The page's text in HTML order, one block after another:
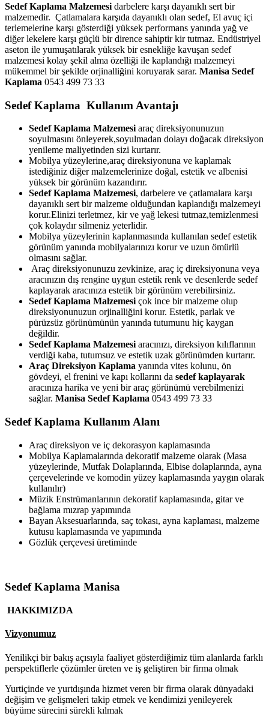
Sedef Kaplama Malzemesi darbelere karşı dayanıklı sert bir
malzemedir. Çatlamalara karşıda dayanıklı olan sedef, El avuç içi
terlemelerine karşı gösterdiği yüksek performans yanında yağ ve
diğer lekelere karşı güçlü bir dirence sahiptir kir tutmaz. Endüstriyel
aseton ile yumuşatılarak yüksek bir esnekliğe kavuşan sedef
malzemesi kolay şekil alma özelliği ile kaplandığı malzemeyi
mükemmel bir şekilde orjinalliğini koruyarak sarar. Manisa Sedef
Kaplama 0543 499 73 33
Sedef Kaplama Kullanım Avantajı
Sedef Kaplama Malzemesi araç direksiyonunuzun
soyulmasını önleyerek,soyulmadan dolayı doğacak direksiyon
yenileme maliyetinden sizi kurtarır.
Mobilya yüzeylerine,araç direksiyonuna ve kaplamak
istediğiniz diğer malzemelerinize doğal, estetik ve albenisi
yüksek bir görünüm kazandırır.
Sedef Kaplama Malzemesi, darbelere ve çatlamalara karşı
dayanıklı sert bir malzeme olduğundan kaplandığı malzemeyi
korur.Elinizi terletmez, kir ve yağ lekesi tutmaz,temizlenmesi
çok kolaydır silmeniz yeterlidir.
Mobilya yüzeylerinin kaplanmasında kullanılan sedef estetik
görünüm yanında mobilyalarınızı korur ve uzun ömürlü
olmasını sağlar.
Araç direksiyonunuzu zevkinize, araç iç direksiyonuna veya
aracınızın dış rengine uygun estetik renk ve desenlerde sedef
kaplayarak aracınıza estetik bir görünüm verebilirsiniz.
Sedef Kaplama Malzemesi çok ince bir malzeme olup
direksiyonunuzun orjinalliğini korur. Estetik, parlak ve
pürüzsüz görünümünün yanında tutumunu hiç kaygan
değildir.
Sedef Kaplama Malzemesi aracınızı, direksiyon kılıflarının
verdiği kaba, tutumsuz ve estetik uzak görünümden kurtarır.
Araç Direksiyon Kaplama yanında vites kolunu, ön
gövdeyi, el frenini ve kapı kollarını da sedef kaplayarak
aracınıza harika ve yeni bir araç görünümü verebilmenizi
sağlar. Manisa Sedef Kaplama 0543 499 73 33
Sedef Kaplama Kullanım Alanı
Araç direksiyon ve iç dekorasyon kaplamasında
Mobilya Kaplamalarında dekoratif malzeme olarak (Masa
yüzeylerinde, Mutfak Dolaplarında, Elbise dolaplarında, ayna
çerçevelerinde ve komodin yüzey kaplamasında yaygın olarak
kullanılır)
Müzik Enstrümanlarının dekoratif kaplamasında, gitar ve
bağlama mızrap yapımında
Bayan Aksesuarlarında, saç tokası, ayna kaplaması, malzeme
kutusu kaplamasında ve yapımında
Gözlük çerçevesi üretiminde
Sedef Kaplama Manisa
HAKKIMIZDA
Vizyonumuz
Yenilikçi bir bakış açısıyla faaliyet gösterdiğimiz tüm alanlarda farklı
perspektiflerle çözümler üreten ve iş geliştiren bir firma olmak
Yurtiçinde ve yurtdışında hizmet veren bir firma olarak dünyadaki
değişim ve gelişmeleri takip etmek ve kendimizi yenileyerek
büyüme sürecini sürekli kılmak